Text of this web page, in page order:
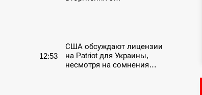
12:53
США обсуждают лицензии
на Patriot для Украины,
несмотря на сомнения…